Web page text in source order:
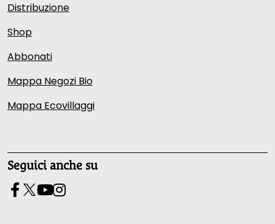
Distribuzione
Shop
Abbonati
Mappa Negozi Bio
Mappa Ecovillaggi
Seguici anche su